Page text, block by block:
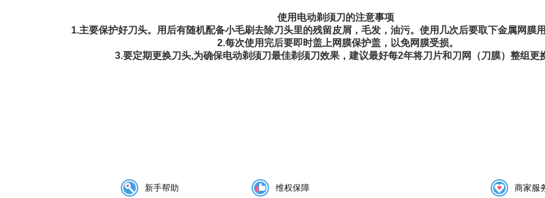
使用电动剃须刀的注意事项
1.主要保护好刀头。用后有随机配备小毛刷去除刀头里的残留皮屑，毛发，油污。使用几次后要取下金属网膜用
2.每次使用完后要即时盖上网膜保护盖，以免网膜受损。
3.要定期更换刀头,为确保电动剃须刀最佳剃须刀效果，建议最好每2年将刀片和刀网（刀膜）整组更
新手帮助 维权保障 商家服